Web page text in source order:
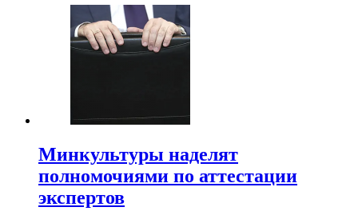
Минкультуры наделят
полномочиями по аттестации
экспертов